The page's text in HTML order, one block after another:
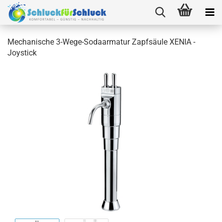
Mechanische 3-Wege-Sodaarmatur Zapfsäule XENIA -
Joystick